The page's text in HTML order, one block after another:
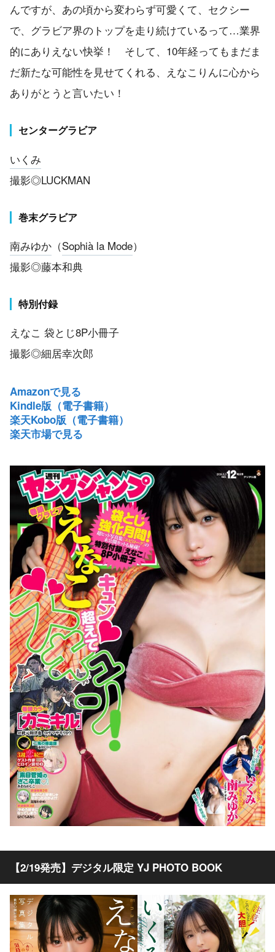
んですが、あの頃から変わらず可愛くて、セクシー
で、グラビア界のトップを走り続けているって…業界
的にありえない快挙！ そして、10年経ってもまだま
だ新たな可能性を見せてくれる、えなこりんに心から
ありがとうと言いたい！
センターグラビア
いくみ
撮影◎LUCKMAN
巻末グラビア
南みゆか （Sophià la Mode）
撮影◎藤本和典
特別付録
えなこ 袋とじ8P小冊子
撮影◎細居幸次郎
Amazonで見る
Kindle版（電子書籍）
楽天Kobo版（電子書籍）
楽天市場で見る
【2/19発売】デジタル限定 YJ PHOTO BOOK